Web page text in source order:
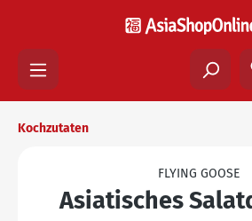
Kochzutaten
FLYING GOOSE
Asiatisches